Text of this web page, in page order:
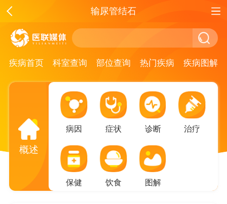
输尿管结石
疾病首页 科室查询 部位查询 热门疾病 疾病图解
概述
病因 症状 诊断 治疗
保健 饮食 图解